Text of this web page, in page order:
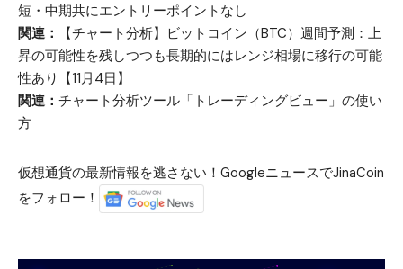
短・中期共にエントリーポイントなし
関連：
【チャート分析】ビットコイン（BTC）週間予測：上
昇の可能性を残しつつも長期的にはレンジ相場に移行の可能
性あり【11月4日】
関連： チャート分析ツール「トレーディングビュー」の使い
方
仮想通貨の最新情報を逃さない！GoogleニュースでJinaCoin
をフォロー！